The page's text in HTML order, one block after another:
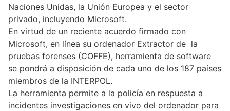
Naciones Unidas, la Unión Europea y el sector
privado, incluyendo Microsoft.
En virtud de un reciente acuerdo firmado con
Microsoft, en línea su ordenador Extractor de la
pruebas forenses (COFFE), herramienta de software
se pondrá a disposición de cada uno de los 187 países
miembros de la INTERPOL.
La herramienta permite a la policía en respuesta a
incidentes investigaciones en vivo del ordenador para